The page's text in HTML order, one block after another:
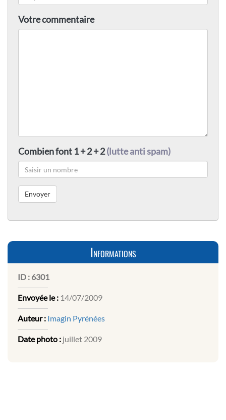
Votre commentaire
Combien font 1 + 2 + 2(lutte anti spam)
Informations
ID : 6301
Envoyée le : 14/07/2009
Auteur : Imagin Pyrénées
Date photo : juillet 2009